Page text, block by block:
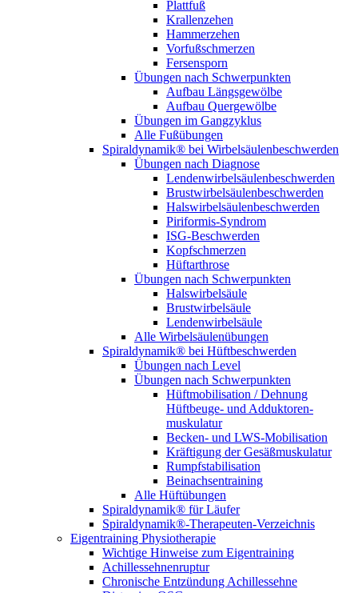
Plattfuß
Krallenzehen
Hammerzehen
Vorfußschmerzen
Fersensporn
Übungen nach Schwerpunkten
Aufbau Längsgewölbe
Aufbau Quergewölbe
Übungen im Gangzyklus
Alle Fußübungen
Spiraldynamik® bei Wirbelsäulen­beschwerden
Übungen nach Diagnose
Lendenwirbel­säulen­beschwerden
Brustwirbel­säulen­beschwerden
Halswirbel­säulen­beschwerden
Piriformis-Syndrom
ISG-Beschwerden
Kopfschmerzen
Hüftarthrose
Übungen nach Schwerpunkten
Halswirbelsäule
Brustwirbelsäule
Lendenwirbelsäule
Alle Wirbelsäulenübungen
Spiraldynamik® bei Hüftbeschwerden
Übungen nach Level
Übungen nach Schwerpunkten
Hüftmobilisation / Dehnung
Hüftbeuge- und Adduktoren­
muskulatur
Becken- und LWS-Mobilisation
Kräftigung der Gesäß­muskulatur
Rumpf­stabilisation
Beinachsen­training
Alle Hüftübungen
Spiraldynamik® für Läufer
Spiraldynamik®-Therapeuten-Verzeichnis
Eigentraining Physiotherapie
Wichtige Hinweise zum Eigentraining
Achillessehnenruptur
Chronische Entzündung Achillessehne